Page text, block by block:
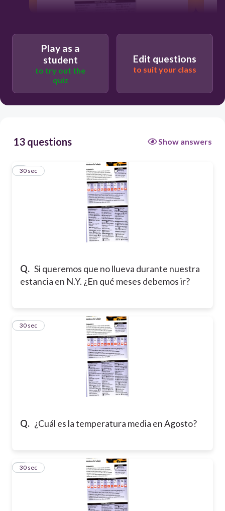
Junio a septiembre
Play as a
student
to try out the
quiz
Edit questions
to suit your class
13 questions Show answers
Q. Si queremos que no llueva durante nuestra
estancia en N.Y. ¿En qué meses debemos ir?
1
30 sec
Q. ¿Cuál es la temperatura media en Agosto?
2
30 sec
3
30 sec